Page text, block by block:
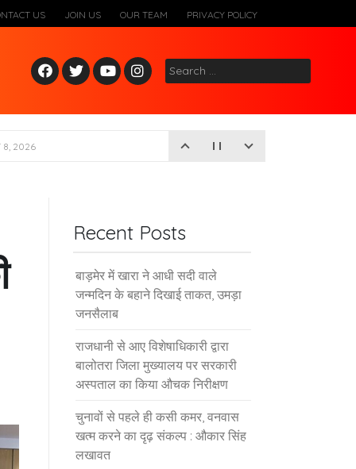
US JOIN US OUR TEAM PRIVACY POLICY
Fac
ebo
Twitt
er
Yout
ube
Inst
agr
Search
for:
Recent Posts
बाड़मेर में खारा ने आधी सदी वाले
जन्मदिन के बहाने दिखाई ताकत, उमड़ा
जनसैलाब
राजधानी से आए विशेषाधिकारी द्वारा
बालोतरा जिला मुख्यालय पर सरकारी
अस्पताल का किया औचक निरीक्षण
चुनावों से पहले ही कसी कमर, वनवास
खत्म करने का दृढ़ संकल्प : औकार सिंह
लखावत